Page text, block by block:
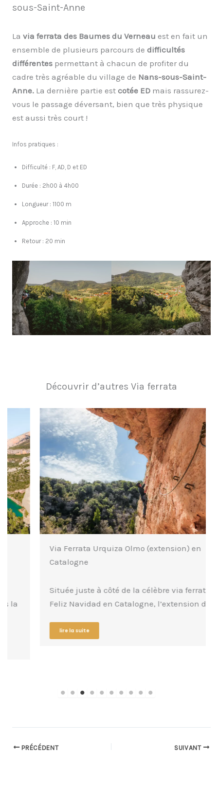
sous-Saint-Anne
La via ferrata des Baumes du Verneau est en fait un
ensemble de plusieurs parcours de difficultés
différentes permettant à chacun de profiter du
cadre très agréable du village de Nans-sous-Saint-
Anne. La dernière partie est cotée ED mais rassurez-
vous le passage déversant, bien que très physique
est aussi très court !
Infos pratiques :
Difficulté : F, AD, D et ED
Durée : 2h00 à 4h00
Longueur : 1100 m
Approche : 10 min
Retour : 20 min
Découvrir d’autres Via ferrata
Via Ferrata Urquiza Olmo (extension) en
Catalogne
Située juste à côté de la célèbre via ferrata
Feliz Navidad en Catalogne, l’extension de…
lire la suite
PRÉCÉDENT SUIVANT